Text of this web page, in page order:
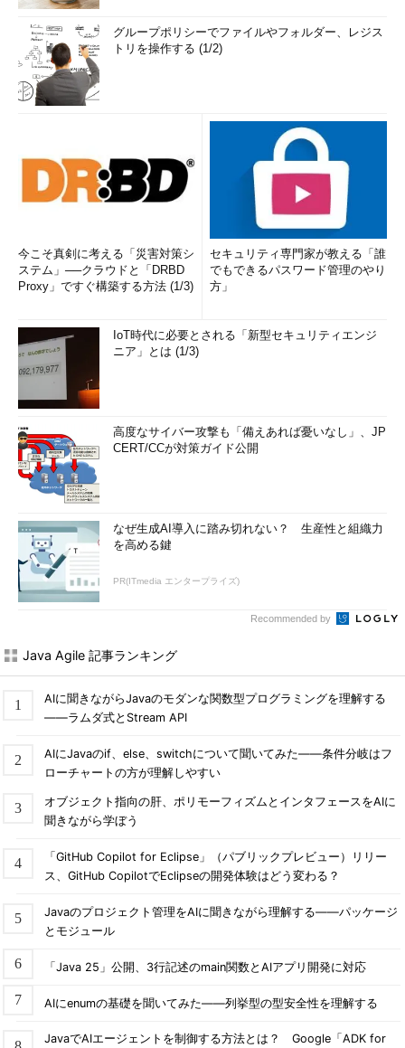
グループポリシーでファイルやフォルダー、レジス
トリを操作する (1/2)
今こそ真剣に考える「災害対策シ
ステム」──クラウドと「DRBD
Proxy」ですぐ構築する方法 (1/3)
セキュリティ専門家が教える「誰
でもできるパスワード管理のやり
方」
IoT時代に必要とされる「新型セキュリティエンジ
ニア」とは (1/3)
高度なサイバー攻撃も「備えあれば憂いなし」、JP
CERT/CCが対策ガイド公開
なぜ生成AI導入に踏み切れない？ 生産性と組織力
を高める鍵
PR(ITmedia エンタープライズ)
Recommended by
Java Agile 記事ランキング
AIに聞きながらJavaのモダンな関数型プログラミングを理解する
――ラムダ式とStream API
AIにJavaのif、else、switchについて聞いてみた――条件分岐はフ
ローチャートの方が理解しやすい
オブジェクト指向の肝、ポリモーフィズムとインタフェースをAIに
聞きながら学ぼう
「GitHub Copilot for Eclipse」（パブリックプレビュー）リリー
ス、GitHub CopilotでEclipseの開発体験はどう変わる？
Javaのプロジェクト管理をAIに聞きながら理解する――パッケージ
とモジュール
「Java 25」公開、3行記述のmain関数とAIアプリ開発に対応
AIにenumの基礎を聞いてみた――列挙型の型安全性を理解する
JavaでAIエージェントを制御する方法とは？ Google「ADK for